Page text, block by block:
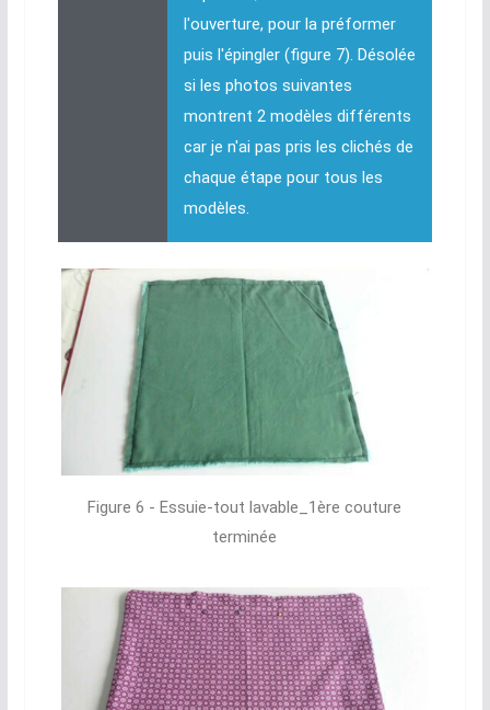
l'ouverture, pour la préformer
puis l'épingler (figure 7). Désolée
si les photos suivantes
montrent 2 modèles différents
car je n'ai pas pris les clichés de
chaque étape pour tous les
modèles.
Figure 6 - Essuie-tout lavable_1ère couture
terminée